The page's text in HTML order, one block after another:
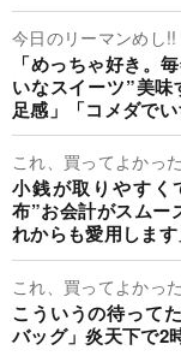
今日のリーマンめし!!
「めっちゃ好き。
いなスイーツ”美
足感」「コメダで
これ、買ってよかった
小銭が取りやす
布”お会計がスムー
れからも愛用します
これ、買ってよかった
こういうの待って
バッグ」炎天下で2